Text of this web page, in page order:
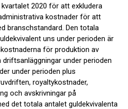
2020 för att exkludera
kostnader för att
branschstandard. Den totala
uns under perioden är
för produktion av
driftsanläggningar under perioden
under perioden plus
royaltykostnader,
och avskrivningar på
det totala antalet guldekvivalenta